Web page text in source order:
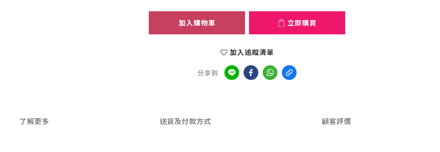
加入購物車 立即購買
加入追蹤清單
分享到
了解更多 送貨及付款方式 顧客評價